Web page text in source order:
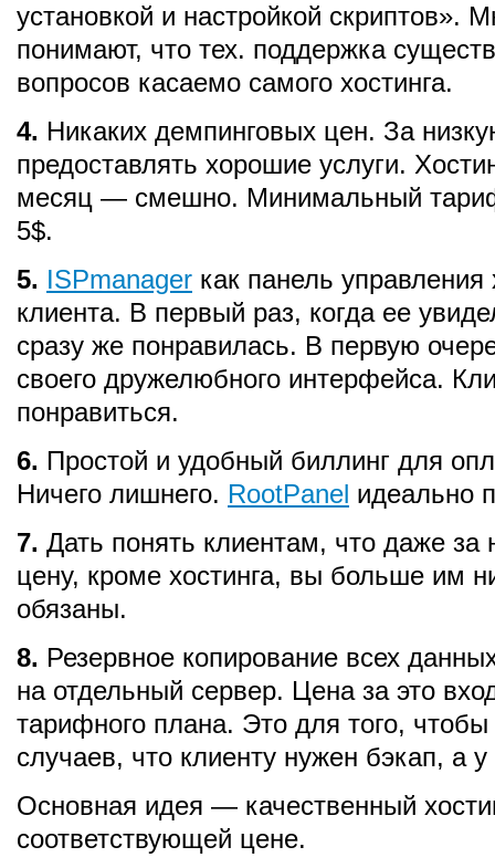
установкой и настройкой скриптов».
понимают, что тех. поддержка
вопросов касаемо самого хостинга.
4. Никаких демпинговых цен. За
предоставлять хорошие услуги.
месяц — смешно. Минимальный
5$.
5. ISPmanager как панель управления
клиента. В первый раз, когда ее
сразу же понравилась. В первую
своего дружелюбного интерфейса.
понравиться.
6. Простой и удобный биллинг для
Ничего лишнего. RootPanel идеально
7. Дать понять клиентам, что даже за
цену, кроме хостинга, вы больше им
обязаны.
8. Резервное копирование всех
на отдельный сервер. Цена за это
тарифного плана. Это для того,
случаев, что клиенту нужен бэкап, а у
Основная идея — качественный
соответствующей цене.